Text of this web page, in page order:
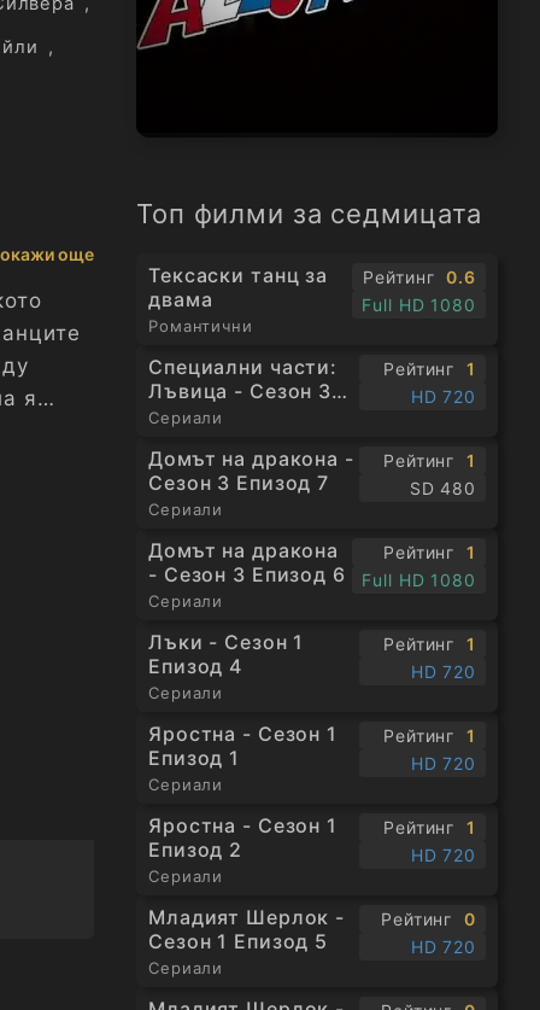
Топ филми за седмицата
Тексаски танц за
двама
Романтични
Рейтинг
0.6
Full HD 1080
Специални части:
Лъвица - Сезон 3
Епизод 1
Сериали
Рейтинг
1
HD 720
Домът на дракона -
Сезон 3 Епизод 7
Сериали
Рейтинг
1
SD 480
Домът на дракона
- Сезон 3 Епизод 6
Сериали
Рейтинг
1
Full HD 1080
Лъки - Сезон 1
Епизод 4
Сериали
Рейтинг
1
HD 720
Яростна - Сезон 1
Епизод 1
Сериали
Рейтинг
1
HD 720
Яростна - Сезон 1
Епизод 2
Сериали
Рейтинг
1
HD 720
Младият Шерлок -
Сезон 1 Епизод 5
Сериали
Рейтинг
0
HD 720
,
още
я